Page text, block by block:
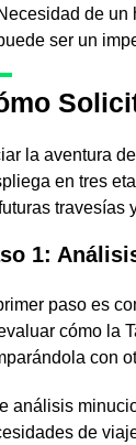
de un
ser un
la aventura
en tres
travesías
1:
paso es
cómo la
con
análisis
de